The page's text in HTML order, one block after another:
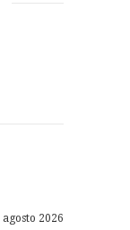
agosto 2026